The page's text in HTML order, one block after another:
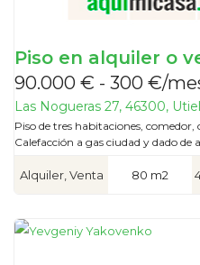
Piso en alquiler o
90.000 € - 300 €/
Las Nogueras 27, 46300,
Piso de tres habitaciones,
Calefacción a gas ciudad y dado de
Alquiler, Venta 80 m2